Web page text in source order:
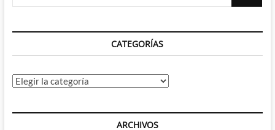
CATEGORÍAS
Categorías
ARCHIVOS